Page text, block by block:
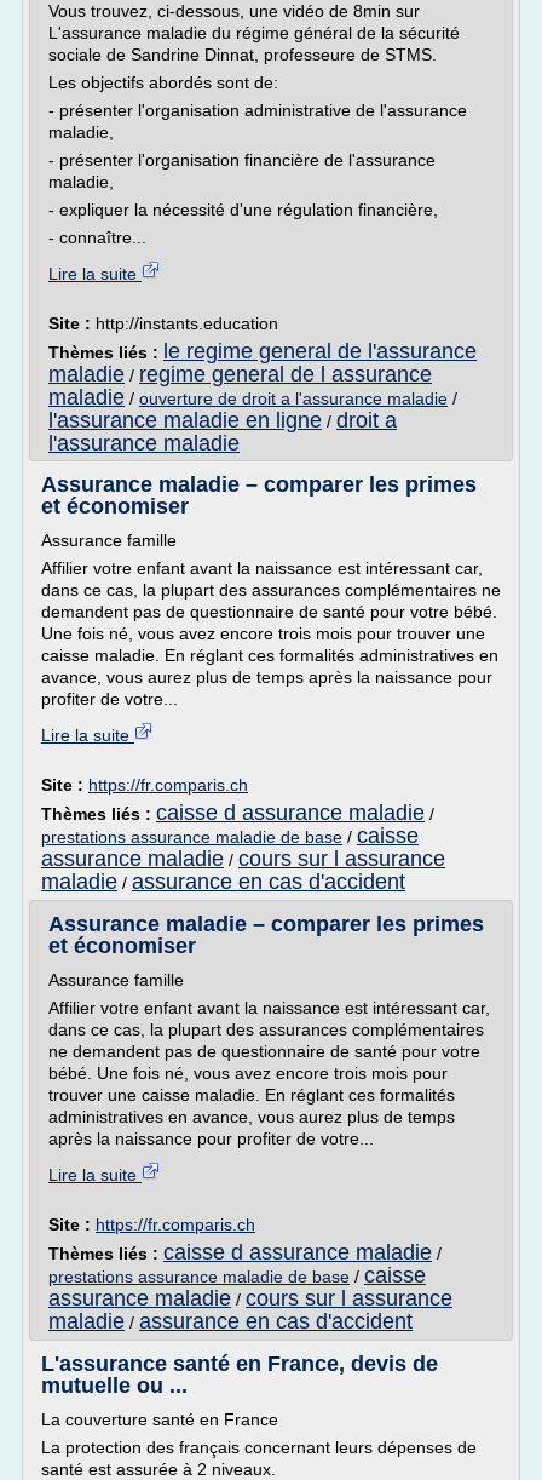
Vous trouvez, ci-dessous, une vidéo de 8min sur
L'assurance maladie du régime général de la sécurité
sociale de Sandrine Dinnat, professeure de STMS.
Les objectifs abordés sont de:
- présenter l'organisation administrative de l'assurance
maladie,
- présenter l'organisation financière de l'assurance
maladie,
- expliquer la nécessité d'une régulation financière,
- connaître...
Lire la suite
Site : http://instants.education
Thèmes liés : le regime general de l'assurance
maladie / regime general de l assurance
maladie / ouverture de droit a l'assurance maladie /
l'assurance maladie en ligne / droit a
l'assurance maladie
Assurance maladie – comparer les primes
et économiser
Assurance famille
Affilier votre enfant avant la naissance est intéressant car,
dans ce cas, la plupart des assurances complémentaires ne
demandent pas de questionnaire de santé pour votre bébé.
Une fois né, vous avez encore trois mois pour trouver une
caisse maladie. En réglant ces formalités administratives en
avance, vous aurez plus de temps après la naissance pour
profiter de votre...
Lire la suite
Site : https://fr.comparis.ch
Thèmes liés : caisse d assurance maladie /
prestations assurance maladie de base / caisse
assurance maladie / cours sur l assurance
maladie / assurance en cas d'accident
Assurance maladie – comparer les primes
et économiser
Assurance famille
Affilier votre enfant avant la naissance est intéressant car,
dans ce cas, la plupart des assurances complémentaires
ne demandent pas de questionnaire de santé pour votre
bébé. Une fois né, vous avez encore trois mois pour
trouver une caisse maladie. En réglant ces formalités
administratives en avance, vous aurez plus de temps
après la naissance pour profiter de votre...
Lire la suite
Site : https://fr.comparis.ch
Thèmes liés : caisse d assurance maladie /
prestations assurance maladie de base / caisse
assurance maladie / cours sur l assurance
maladie / assurance en cas d'accident
L'assurance santé en France, devis de
mutuelle ou ...
La couverture santé en France
La protection des français concernant leurs dépenses de
santé est assurée à 2 niveaux.